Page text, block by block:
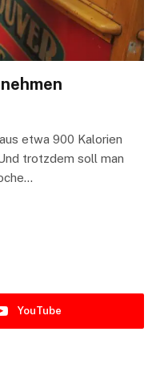
etwa 900 Kalorien
trotzdem soll man
YouTube